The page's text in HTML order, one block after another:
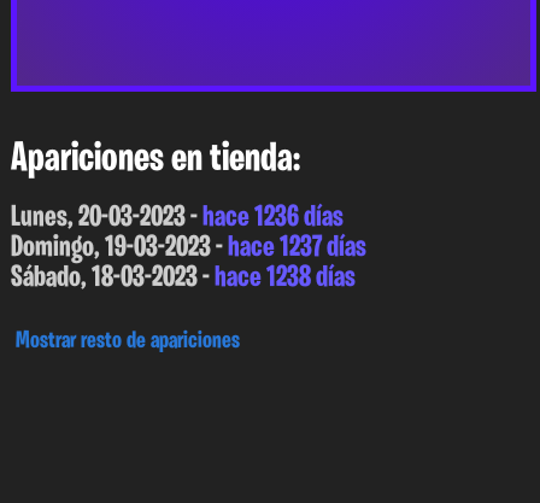
Apariciones en tienda:
Lunes, 20-03-2023 -hace 1236 días
Domingo, 19-03-2023 -hace 1237 días
Sábado, 18-03-2023 -hace 1238 días
Mostrar resto de apariciones